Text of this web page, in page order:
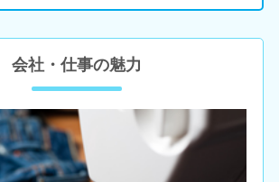
会社・仕事の魅力